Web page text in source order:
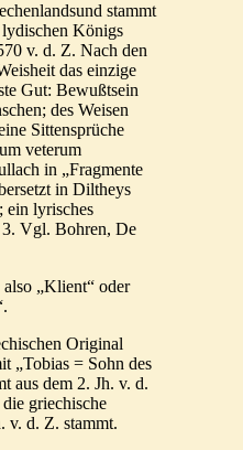
stammt
lydischen Königs
v. d. Z. Nach den
das einzige
Gut: Bewußtsein
des Weisen
Sittensprüche
veterum
in „Fragmente
in Diltheys
ein lyrisches
Vgl. Bohren, De
„Klient“ oder
Original
„Tobias = Sohn des
aus dem 2. Jh. v. d.
griechische
v. d. Z. stammt.